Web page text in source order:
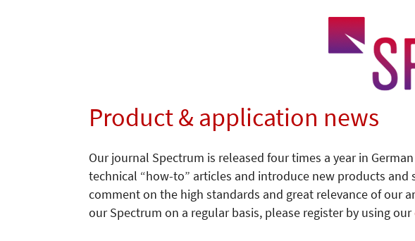
Product & application news
Our journal Spectrum is released four times a year in
technical “how-to” articles and introduce new products
comment on the high standards and great relevance of our
our Spectrum on a regular basis, please register by using our